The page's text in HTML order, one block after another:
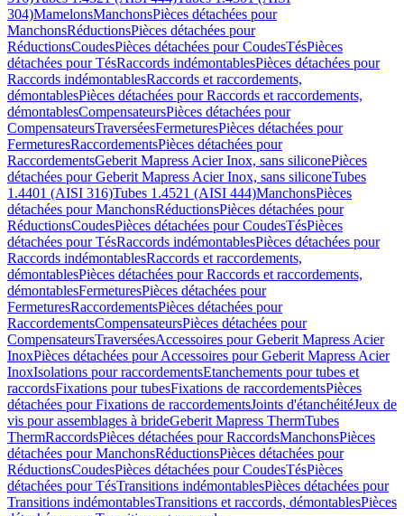
304)MamelonsManchonsPièces détachées pour
ManchonsRéductionsPièces détachées pour
RéductionsCoudesPièces détachées pour CoudesTésPièces
détachées pour TésRaccords indémontablesPièces détachées pour
Raccords indémontablesRaccords et raccordements,
démontablesPièces détachées pour Raccords et raccordements,
démontablesCompensateursPièces détachées pour
CompensateursTraverséesFermeturesPièces détachées pour
FermeturesRaccordementsPièces détachées pour
RaccordementsGeberit Mapress Acier Inox, sans siliconePièces
détachées pour Geberit Mapress Acier Inox, sans siliconeTubes
1.4401 (AISI 316)Tubes 1.4521 (AISI 444)ManchonsPièces
détachées pour ManchonsRéductionsPièces détachées pour
RéductionsCoudesPièces détachées pour CoudesTésPièces
détachées pour TésRaccords indémontablesPièces détachées pour
Raccords indémontablesRaccords et raccordements,
démontablesPièces détachées pour Raccords et raccordements,
démontablesFermeturesPièces détachées pour
FermeturesRaccordementsPièces détachées pour
RaccordementsCompensateursPièces détachées pour
CompensateursTraverséesAccessoires pour Geberit Mapress Acier
InoxPièces détachées pour Accessoires pour Geberit Mapress Acier
InoxIsolations pour raccordementsEtanchements pour tubes et
raccordsFixations pour tubesFixations de raccordementsPièces
détachées pour Fixations de raccordementsJoints d'étanchéitéJeux de
vis pour assemblages à brideGeberit Mapress ThermTubes
ThermRaccordsPièces détachées pour RaccordsManchonsPièces
détachées pour ManchonsRéductionsPièces détachées pour
RéductionsCoudesPièces détachées pour CoudesTésPièces
détachées pour TésTransitions indémontablesPièces détachées pour
Transitions indémontablesTransitions et raccords, démontablesPièces